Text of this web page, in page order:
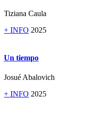
Tiziana Caula
+ INFO 2025
Un tiempo
Josué Abalovich
+ INFO 2025